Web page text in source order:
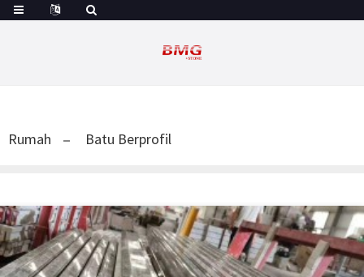
Rumah Batu Berprofil